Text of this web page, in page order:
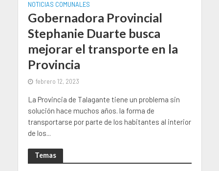
NOTICIAS COMUNALES
Gobernadora Provincial
Stephanie Duarte busca
mejorar el transporte en la
Provincia
febrero 12, 2023
La Provincia de Talagante tiene un problema sin
solución hace muchos años. la forma de
transportarse por parte de los habitantes al interior
de los...
Temas